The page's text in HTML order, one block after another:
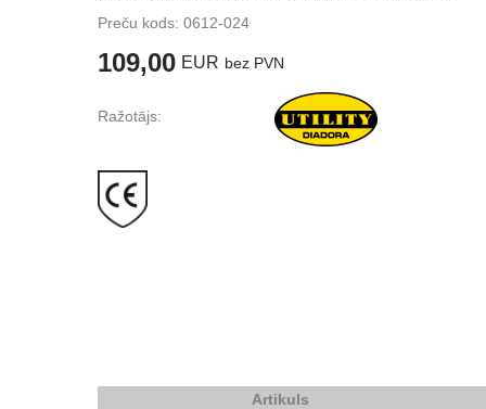
Preču kods: 0612-024
109,00 EUR bez PVN
Ražotājs:
Artikuls